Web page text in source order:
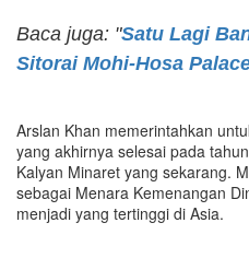
Baca juga: "Satu Lagi
Sitorai Mohi-Hosa
Arslan Khan memerintahkan
yang akhirnya selesai pada
Kalyan Minaret yang sekarang.
sebagai Menara Kemenangan
menjadi yang tertinggi di Asia.